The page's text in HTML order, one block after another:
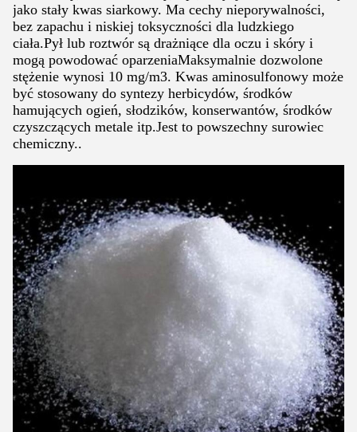
jako stały kwas siarkowy. Ma cechy nieporywalności,
bez zapachu i niskiej toksyczności dla ludzkiego
ciała.Pył lub roztwór są drażniące dla oczu i skóry i
mogą powodować oparzeniaMaksymalnie dozwolone
stężenie wynosi 10 mg/m3. Kwas aminosulfonowy może
być stosowany do syntezy herbicydów, środków
hamujących ogień, słodzików, konserwantów, środków
czyszczących metale itp.Jest to powszechny surowiec
chemiczny..